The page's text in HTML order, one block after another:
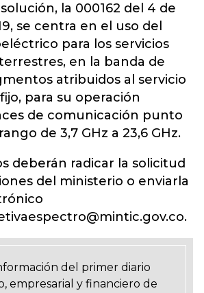
la 000162 del 4 de
se centra en el uso del
para los servicios
en la banda de
atribuidos al servicio
para su operación
de comunicación punto
de 3,7 GHz a 23,6 GHz.
deberán radicar la solicitud
del ministerio o enviarla
del primer diario
empresarial y financiero de